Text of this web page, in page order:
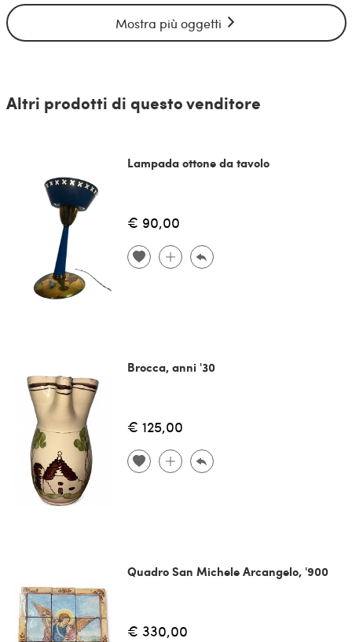
Mostra più oggetti
Altri prodotti di questo venditore
Lampada ottone da tavolo
€ 90,00
Brocca, anni '30
€ 125,00
Quadro San Michele Arcangelo, '900
€ 330,00